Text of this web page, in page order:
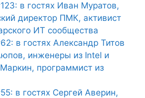
в гостях Иван Муратов,
директор ПМК, активист
ИТ сообщества
в гостях Александр Титов
инженеры из Intel и
программист из
в гостях Сергей Аверин,